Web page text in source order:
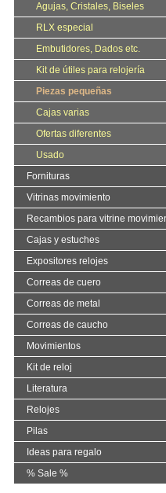
Agujas, Cristales, Biseles
RLX especial
Embutidores, Dados etc.
Kit de útiles para relojería
Piezas pequeñas
Cajas varias
Ofertas diferentes
Usado
Fornituras
Vitrinas movimiento
Recambios para vitrine
Cajas y estuches
Expositores relojes
Correas de cuero
Correas de metal
Correas de caucho
Movimientos
Kit de reloj
Literatura
Relojes
Pilas
Ideas para regalo
% Sale %